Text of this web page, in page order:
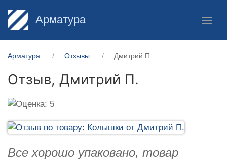
Арматура
Арматура Отзывы Дмитрий П.
Отзыв, Дмитрий П.
Все хорошо упаковано, товар